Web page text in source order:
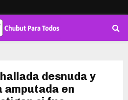
desnuda y
amputada en